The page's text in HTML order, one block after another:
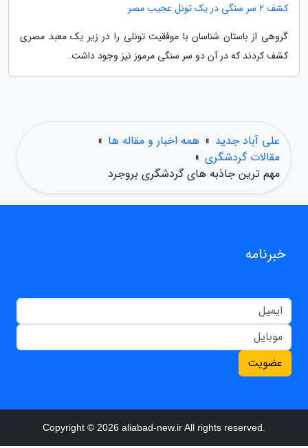
کشف 2 سر سنگی در یک تونل عجیب مصر
گروهی از باستان شناسان با موفقیت تونلی را در زیر یک معبد مصری
کشف کردند که در آن دو سر سنگی مرموز نیز وجود داشت.
علی آباد جدید » همه اخبار و مقاله ها »
مقالات گردشگری »
مهم ترین جاذبه های گردشگری بروجرد
خبرنامه
عضویت
Copyright © 2026 aliabad-new.ir All rights reserved.